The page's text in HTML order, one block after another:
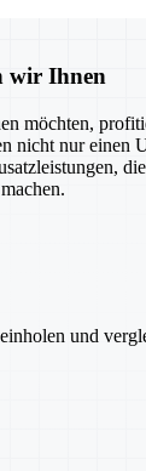
wir Ihnen
möchten,
nicht nur einen
und